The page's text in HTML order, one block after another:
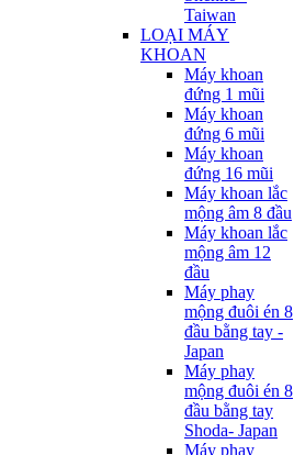
Taiwan
LOẠI MÁY
KHOAN
Máy khoan
đứng 1 mũi
Máy khoan
đứng 6 mũi
Máy khoan
đứng 16 mũi
Máy khoan lắc
mộng âm 8 đầu
Máy khoan lắc
mộng âm 12
đầu
Máy phay
mộng đuôi én 8
đầu bằng tay -
Japan
Máy phay
mộng đuôi én 8
đầu bằng tay
Shoda- Japan
Máy phay